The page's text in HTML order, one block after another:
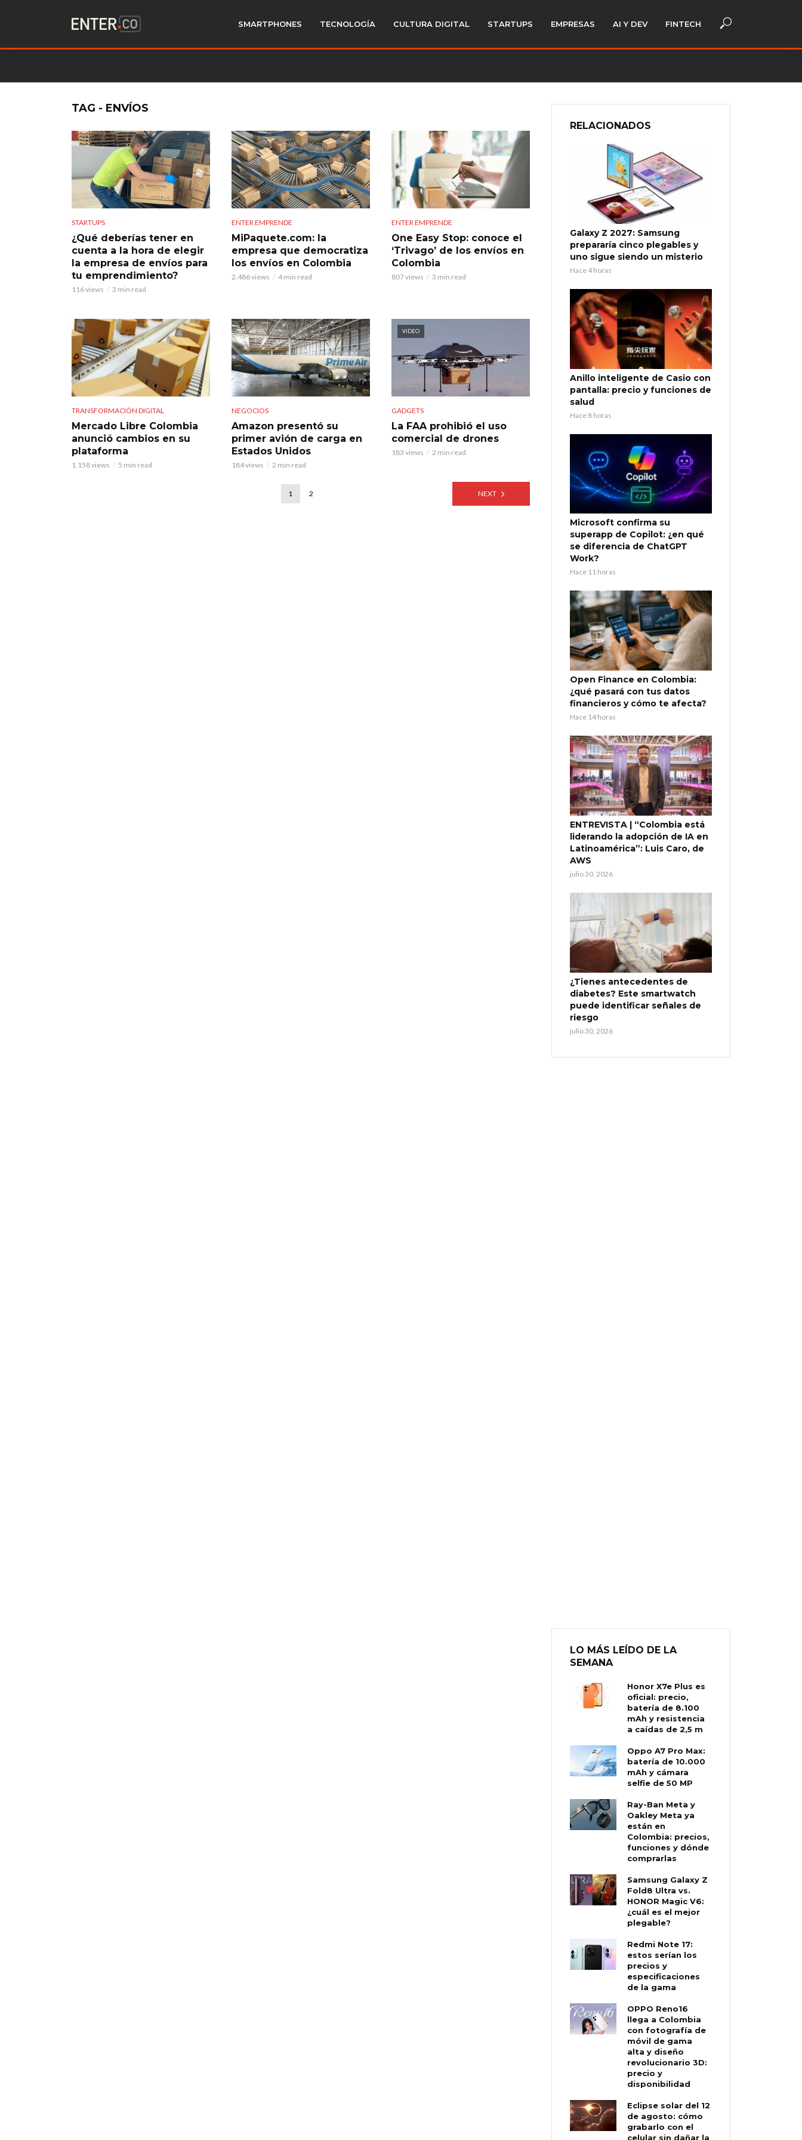
SMARTPHONES TECNOLOGÍA CULTURA DIGITAL STARTUPS EMPRESAS AI Y DEV FINTECH
TAG - ENVÍOS
STARTUPS
¿Qué deberías tener en
cuenta a la hora de elegir
la empresa de envíos para
tu emprendimiento?
116 views 3 min read
ENTER EMPRENDE
MiPaquete.com: la
empresa que democratiza
los envíos en Colombia
2.486 views 4 min read
ENTER EMPRENDE
One Easy Stop: conoce el
‘Trivago’ de los envíos en
Colombia
807 views 3 min read
TRANSFORMACIÓN DIGITAL
Mercado Libre Colombia
anunció cambios en su
plataforma
1.158 views 5 min read
NEGOCIOS
Amazon presentó su
primer avión de carga en
Estados Unidos
184 views 2 min read
VIDEO
GADGETS
La FAA prohibió el uso
comercial de drones
183 views 2 min read
1 2 NEXT
RELACIONADOS
Galaxy Z 2027: Samsung
prepararía cinco plegables y
uno sigue siendo un misterio
Hace 4 horas
Anillo inteligente de Casio con
pantalla: precio y funciones de
salud
Hace 8 horas
Microsoft confirma su
superapp de Copilot: ¿en qué
se diferencia de ChatGPT
Work?
Hace 11 horas
Open Finance en Colombia:
¿qué pasará con tus datos
financieros y cómo te afecta?
Hace 14 horas
ENTREVISTA | “Colombia está
liderando la adopción de IA en
Latinoamérica”: Luis Caro, de
AWS
julio 30, 2026
¿Tienes antecedentes de
diabetes? Este smartwatch
puede identificar señales de
riesgo
julio 30, 2026
LO MÁS LEÍDO DE LA
SEMANA
Honor X7e Plus es
oficial: precio,
batería de 8.100
mAh y resistencia
a caídas de 2,5 m
Oppo A7 Pro Max:
batería de 10.000
mAh y cámara
selfie de 50 MP
Ray-Ban Meta y
Oakley Meta ya
están en
Colombia: precios,
funciones y dónde
comprarlas
Samsung Galaxy Z
Fold8 Ultra vs.
HONOR Magic V6:
¿cuál es el mejor
plegable?
Redmi Note 17:
estos serían los
precios y
especificaciones
de la gama
OPPO Reno16
llega a Colombia
con fotografía de
móvil de gama
alta y diseño
revolucionario 3D:
precio y
disponibilidad
Eclipse solar del 12
de agosto: cómo
grabarlo con el
celular sin dañar la